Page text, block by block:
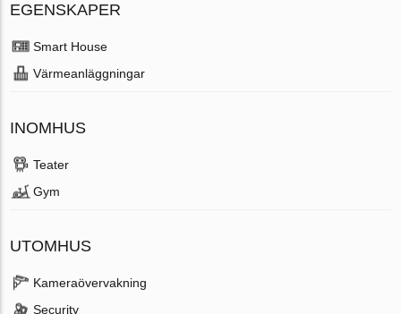
EGENSKAPER
Smart House
Värmeanläggningar
INOMHUS
Teater
Gym
UTOMHUS
Kameraövervakning
Security